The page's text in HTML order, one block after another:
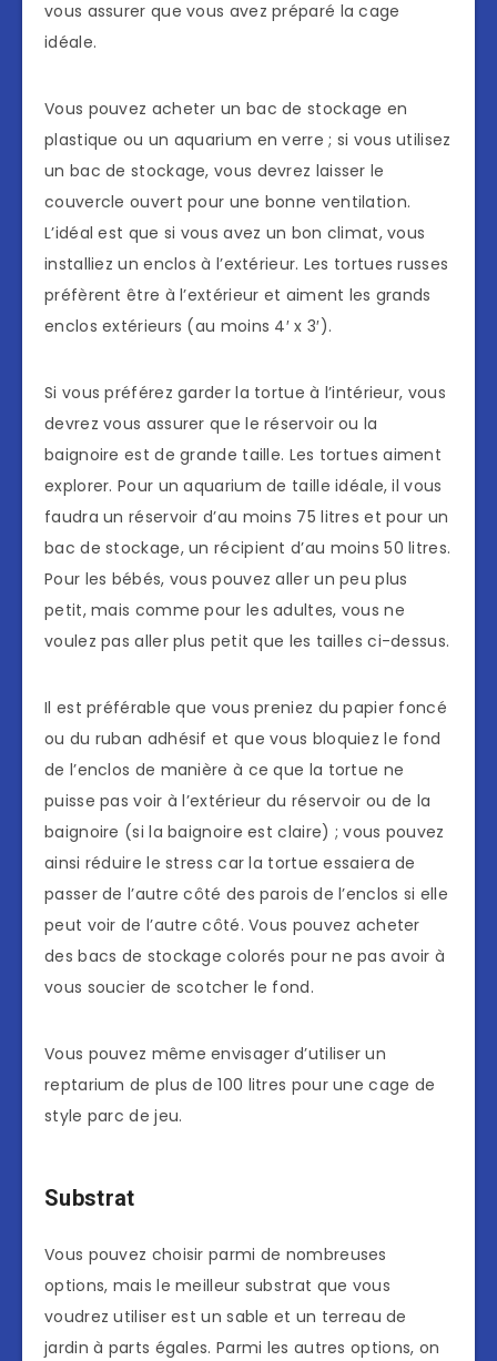
vous assurer que vous avez préparé la cage
idéale.
Vous pouvez acheter un bac de stockage en
plastique ou un aquarium en verre ; si vous utilisez
un bac de stockage, vous devrez laisser le
couvercle ouvert pour une bonne ventilation.
L’idéal est que si vous avez un bon climat, vous
installiez un enclos à l’extérieur. Les tortues russes
préfèrent être à l’extérieur et aiment les grands
enclos extérieurs (au moins 4′ x 3′).
Si vous préférez garder la tortue à l’intérieur, vous
devrez vous assurer que le réservoir ou la
baignoire est de grande taille. Les tortues aiment
explorer. Pour un aquarium de taille idéale, il vous
faudra un réservoir d’au moins 75 litres et pour un
bac de stockage, un récipient d’au moins 50 litres.
Pour les bébés, vous pouvez aller un peu plus
petit, mais comme pour les adultes, vous ne
voulez pas aller plus petit que les tailles ci-dessus.
Il est préférable que vous preniez du papier foncé
ou du ruban adhésif et que vous bloquiez le fond
de l’enclos de manière à ce que la tortue ne
puisse pas voir à l’extérieur du réservoir ou de la
baignoire (si la baignoire est claire) ; vous pouvez
ainsi réduire le stress car la tortue essaiera de
passer de l’autre côté des parois de l’enclos si elle
peut voir de l’autre côté. Vous pouvez acheter
des bacs de stockage colorés pour ne pas avoir à
vous soucier de scotcher le fond.
Vous pouvez même envisager d’utiliser un
reptarium de plus de 100 litres pour une cage de
style parc de jeu.
Substrat
Vous pouvez choisir parmi de nombreuses
options, mais le meilleur substrat que vous
voudrez utiliser est un sable et un terreau de
jardin à parts égales. Parmi les autres options, on